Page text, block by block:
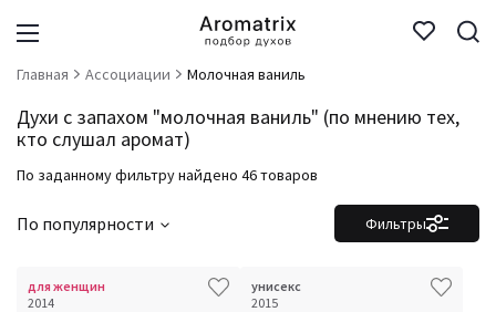
Главная Ассоциации Молочная ваниль
Духи с запахом "молочная ваниль" (по мнению тех,
кто слушал аромат)
По заданному фильтру найдено 46 товаров
Фильтры
По популярности
для женщин
2014
унисекс
2015